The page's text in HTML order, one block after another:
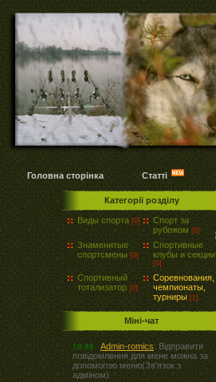
Головна сторінка Статті
Категорії розділу
Виды спорта [0]
Спорт за
рубежом [0]
Знаменитые
спортсмены [0]
Спортивные
клубы и секции
[0]
Спортивный
тотализатор [0]
Соревнования,
чемпионаты,
турниры [1]
Міні-чат